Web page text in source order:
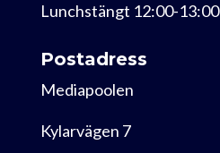
Lunchstängt 12:00-13:00
Postadress
Mediapoolen
Kylarvägen 7